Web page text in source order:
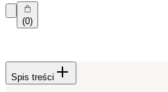
(0)
Spis treści